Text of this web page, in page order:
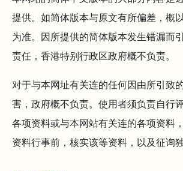
提供。如简体版本与原文有所偏差，概
为准。因所提供的简体版本发生错漏而
责任，香港特别行政区政府概不负责。
对于与本网址有关连的任何因由所引致
害，政府概不负责。使用者须负责自行
各项资料或与本网站有关连的各项资料
资料行事前，核实该等资料，以及征询